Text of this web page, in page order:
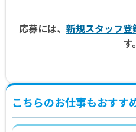
応募には、 新規スタッフ登
す。
こちらのお仕事もおすす